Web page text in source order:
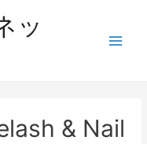
ッ
& Nail